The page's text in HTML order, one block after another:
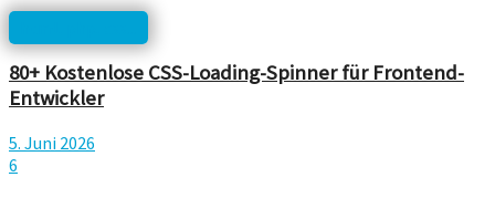
80+ Kostenlose CSS-Loading-Spinner für Frontend-
Entwickler
5. Juni 2026
6